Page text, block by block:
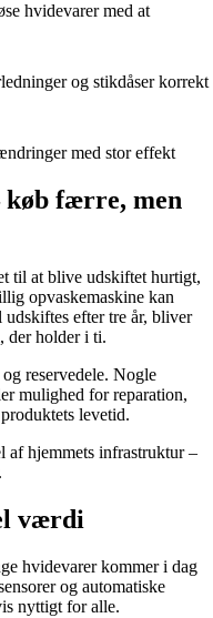
hvidevarer med at
og stikdåser korrekt
med stor effekt
køb færre, men
til at blive udskiftet hurtigt,
opvaskemaskine kan
efter tre år, bliver
der holder i ti.
reservedele. Nogle
mulighed for reparation,
levetid.
af hjemmets infrastruktur –
værdi
hvidevarer kommer i dag
og automatiske
nyttigt for alle.